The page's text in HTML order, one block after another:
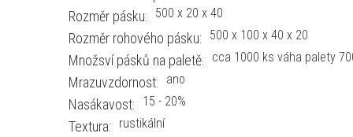
Rozměr pásku:
500 x 20 x 40
Rozměr rohového pásku: 500 x 100 x 40 x 20
Množsví pásků na paletě: cca 1000 ks váha palety
Mrazuvzdornost: ano
Nasákavost: 15 - 20%
Textura: rustikální